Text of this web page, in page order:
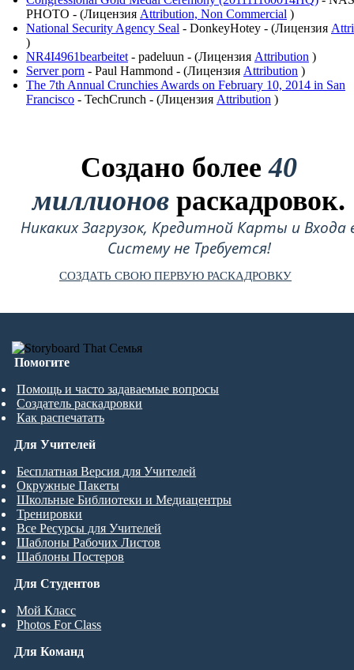
PHOTO - (Лицензия Attribution, Non Commercial )
National Security Agency Seal - DonkeyHotey - (Лицензия
)
NR4I4961bearbeitet - padeluun - (Лицензия Attribution )
Server porn - Paul Hammond - (Лицензия Attribution )
The 7th Annual Crunchies Awards on February 10, 2014 in San
Francisco - TechCrunch - (Лицензия Attribution )
Создано более40
миллионов раскадровок.
Никаких Загрузок, Кредитной Карты и Входа
Систему не Требуется!
СОЗДАТЬ СВОЮ ПЕРВУЮ РАСКАДРОВКУ
Помогите
Помощь и часто задаваемые вопросы
Создатель раскадровки
Как распечатать
Для Студентов
Мой Класс
Photos For Class
Для Учителей
Бесплатная Версия для Учителей
Окружные Пакеты
Школьные Библиотеки и Медиацентры
Тренировки
Все Ресурсы для Учителей
Шаблоны Рабочих Листов
Шаблоны Постеров
Для Команд